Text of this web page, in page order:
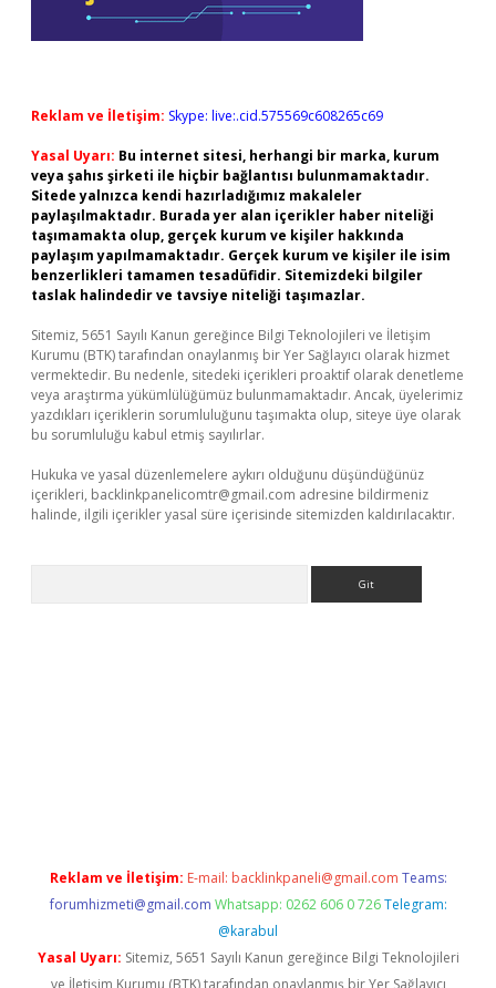
Reklam ve İletişim: Skype: live:.cid.575569c608265c69
Yasal Uyarı: Bu internet sitesi, herhangi bir marka, kurum
veya şahıs şirketi ile hiçbir bağlantısı bulunmamaktadır.
Sitede yalnızca kendi hazırladığımız makaleler
paylaşılmaktadır. Burada yer alan içerikler haber niteliği
taşımamakta olup, gerçek kurum ve kişiler hakkında
paylaşım yapılmamaktadır. Gerçek kurum ve kişiler ile isim
benzerlikleri tamamen tesadüfidir. Sitemizdeki bilgiler
taslak halindedir ve tavsiye niteliği taşımazlar.
Sitemiz, 5651 Sayılı Kanun gereğince Bilgi Teknolojileri ve İletişim
Kurumu (BTK) tarafından onaylanmış bir Yer Sağlayıcı olarak hizmet
vermektedir. Bu nedenle, sitedeki içerikleri proaktif olarak denetleme
veya araştırma yükümlülüğümüz bulunmamaktadır. Ancak, üyelerimiz
yazdıkları içeriklerin sorumluluğunu taşımakta olup, siteye üye olarak
bu sorumluluğu kabul etmiş sayılırlar.
Hukuka ve yasal düzenlemelere aykırı olduğunu düşündüğünüz
içerikleri, backlinkpanelicomtr@gmail.com adresine bildirmeniz
halinde, ilgili içerikler yasal süre içerisinde sitemizden kaldırılacaktır.
Reklam ve İletişim: E-mail: backlinkpaneli@gmail.com Teams:
forumhizmeti@gmail.com Whatsapp: 0262 606 0 726 Telegram:
@karabul
Yasal Uyarı: Sitemiz, 5651 Sayılı Kanun gereğince Bilgi Teknolojileri
ve İletişim Kurumu (BTK) tarafından onaylanmış bir Yer Sağlayıcı